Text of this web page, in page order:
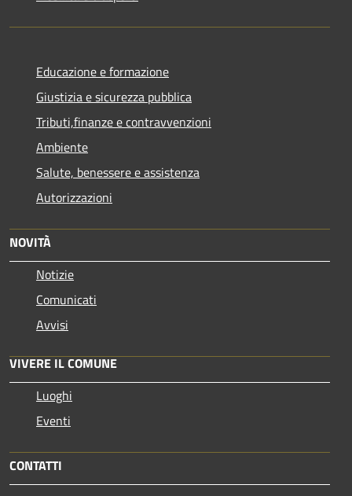
Educazione e formazione
Giustizia e sicurezza pubblica
Tributi,finanze e contravvenzioni
Ambiente
Salute, benessere e assistenza
Autorizzazioni
NOVITÀ
Notizie
Comunicati
Avvisi
VIVERE IL COMUNE
Luoghi
Eventi
CONTATTI